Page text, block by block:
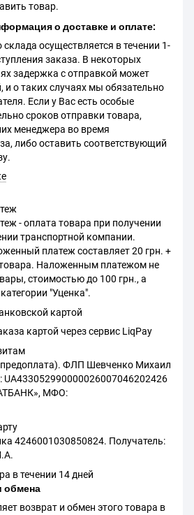
товар.
о доставке и оплате:
осуществляется в течении 1-
заказа. В некоторых
задержка с отправкой может
и о таких случаях мы обязательно
Если у Вас есть особые
сроков отправки товара,
менеджера во время
либо оставить соответствующий
- оплата товара при получении
транспортной компании.
платеж составляет 20 грн. +
товара. Наложенным платежом не
стоимостью до 100 грн., а
"Уценка".
картой
картой через сервис LiqPay
ФЛП Шевченко Михаил
UA433052990000026007046202426
МФО:
4246001030850824. Получатель:
в течении 14 дней
обмена
возврат и обмен этого товара в